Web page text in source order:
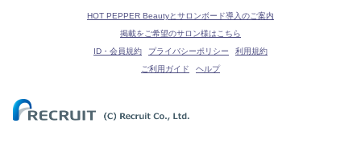
HOT PEPPER Beautyとサロンボード導入のご案内
掲載をご希望のサロン様はこちら
ID・会員規約
プライバシーポリシー
利用規約
ご利用ガイド
ヘルプ